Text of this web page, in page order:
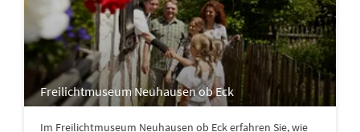
Freilichtmuseum Neuhausen ob Eck
Im Freilichtmuseum Neuhausen ob Eck erfahren Sie, wie